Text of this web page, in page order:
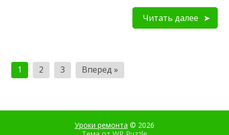
Читать далее
Пагинация
записей
1 2 3 Вперед »
Уроки ремонта © 2026